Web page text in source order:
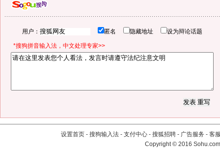
用户： 匿名 隐藏地址 设为辩论话题
*搜狗拼音输入法，中文处理专家>>
设置首页 - 搜狗输入法 - 支付中心 - 搜狐招聘 - 广告服务 - 客
Copyright©2016